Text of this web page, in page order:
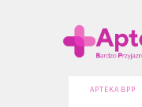
APTEKA BPP